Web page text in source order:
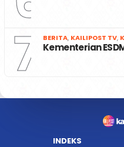
7 BERITA, KAILIPOST TV,
Kementerian
INDEKS